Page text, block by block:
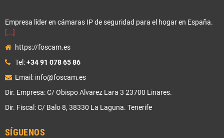
Empresa líder en cámaras IP de seguridad para el hogar en España.
[...]
https://foscam.es
Tel:+34 91 078 65 86
Email: info@foscam.es
Dir. Empresa: C/ Obispo Alvarez Lara 3 23700 Linares.
Dir. Fiscal: C/ Balo 8, 38330 La Laguna. Tenerife
SÍGUENOS